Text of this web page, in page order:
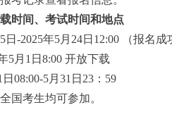
时间、考试时间和地点
日-2025年5月24日12:00 （报名成
5月1日8:00 开放下载
08:00-5月31日23：59
国考生均可参加。